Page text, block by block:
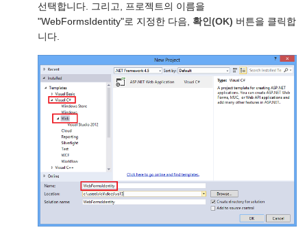
선택합니다. 그리고, 프로젝트의 이름을
"WebFormsIdentity"로 지정한 다음, 확인(OK) 버튼을 클릭합
니다.